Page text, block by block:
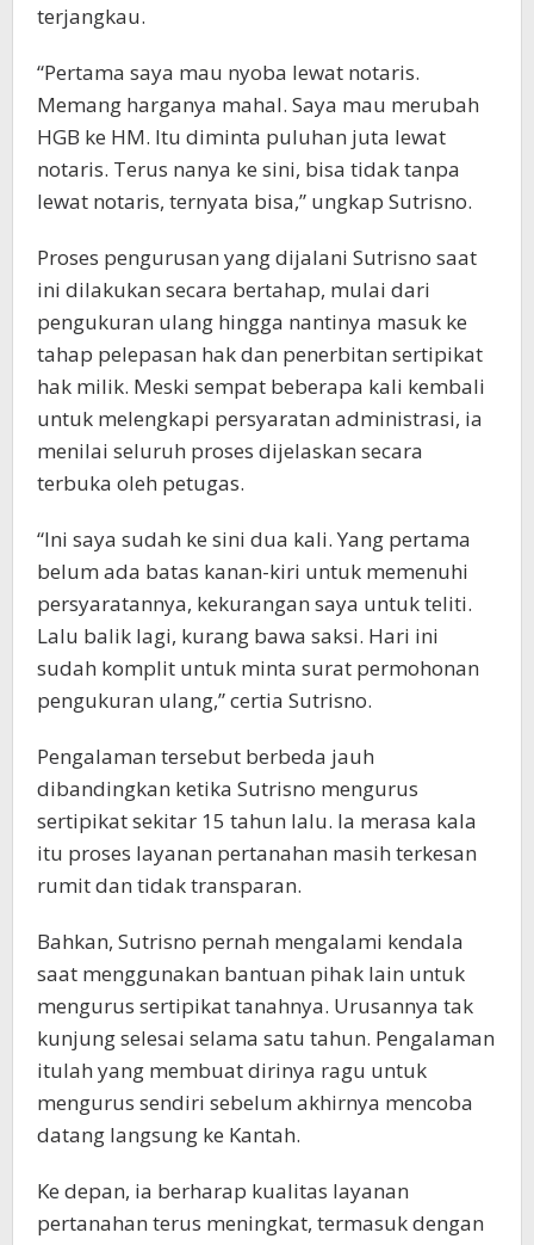
terjangkau.
“Pertama saya mau nyoba lewat notaris.
Memang harganya mahal. Saya mau merubah
HGB ke HM. Itu diminta puluhan juta lewat
notaris. Terus nanya ke sini, bisa tidak tanpa
lewat notaris, ternyata bisa,” ungkap Sutrisno.
Proses pengurusan yang dijalani Sutrisno saat
ini dilakukan secara bertahap, mulai dari
pengukuran ulang hingga nantinya masuk ke
tahap pelepasan hak dan penerbitan sertipikat
hak milik. Meski sempat beberapa kali kembali
untuk melengkapi persyaratan administrasi, ia
menilai seluruh proses dijelaskan secara
terbuka oleh petugas.
“Ini saya sudah ke sini dua kali. Yang pertama
belum ada batas kanan-kiri untuk memenuhi
persyaratannya, kekurangan saya untuk teliti.
Lalu balik lagi, kurang bawa saksi. Hari ini
sudah komplit untuk minta surat permohonan
pengukuran ulang,” certia Sutrisno.
Pengalaman tersebut berbeda jauh
dibandingkan ketika Sutrisno mengurus
sertipikat sekitar 15 tahun lalu. Ia merasa kala
itu proses layanan pertanahan masih terkesan
rumit dan tidak transparan.
Bahkan, Sutrisno pernah mengalami kendala
saat menggunakan bantuan pihak lain untuk
mengurus sertipikat tanahnya. Urusannya tak
kunjung selesai selama satu tahun. Pengalaman
itulah yang membuat dirinya ragu untuk
mengurus sendiri sebelum akhirnya mencoba
datang langsung ke Kantah.
Ke depan, ia berharap kualitas layanan
pertanahan terus meningkat, termasuk dengan